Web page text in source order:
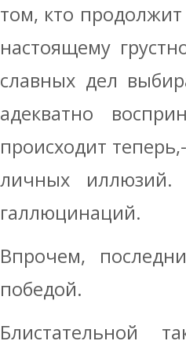
том, кто
настоящему
славных дел
адекватно
происходит
личных иллюзий.
галлюцинаций.
Впрочем,
победой.
Блистательной